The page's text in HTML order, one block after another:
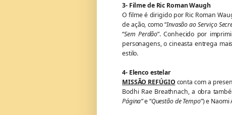
3- Filme de Ric Roman Waugh
O filme é dirigido por Ric Roman
de ação, como “Invasão ao Serviço
“Sem Perdão”. Conhecido por
personagens, o cineasta entrega
estilo.
4- Elenco estelar
MISSÃO REFÚGIO conta com a
Bodhi Rae Breathnach, a obra
Página”e “Questão de Tempo”) e Naomi